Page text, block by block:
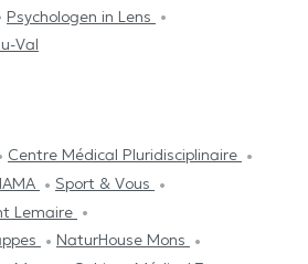
Psychologen in Lens
Val
Centre Médical Pluridisciplinaire
Sport & Vous
Lemaire
NaturHouse Mons